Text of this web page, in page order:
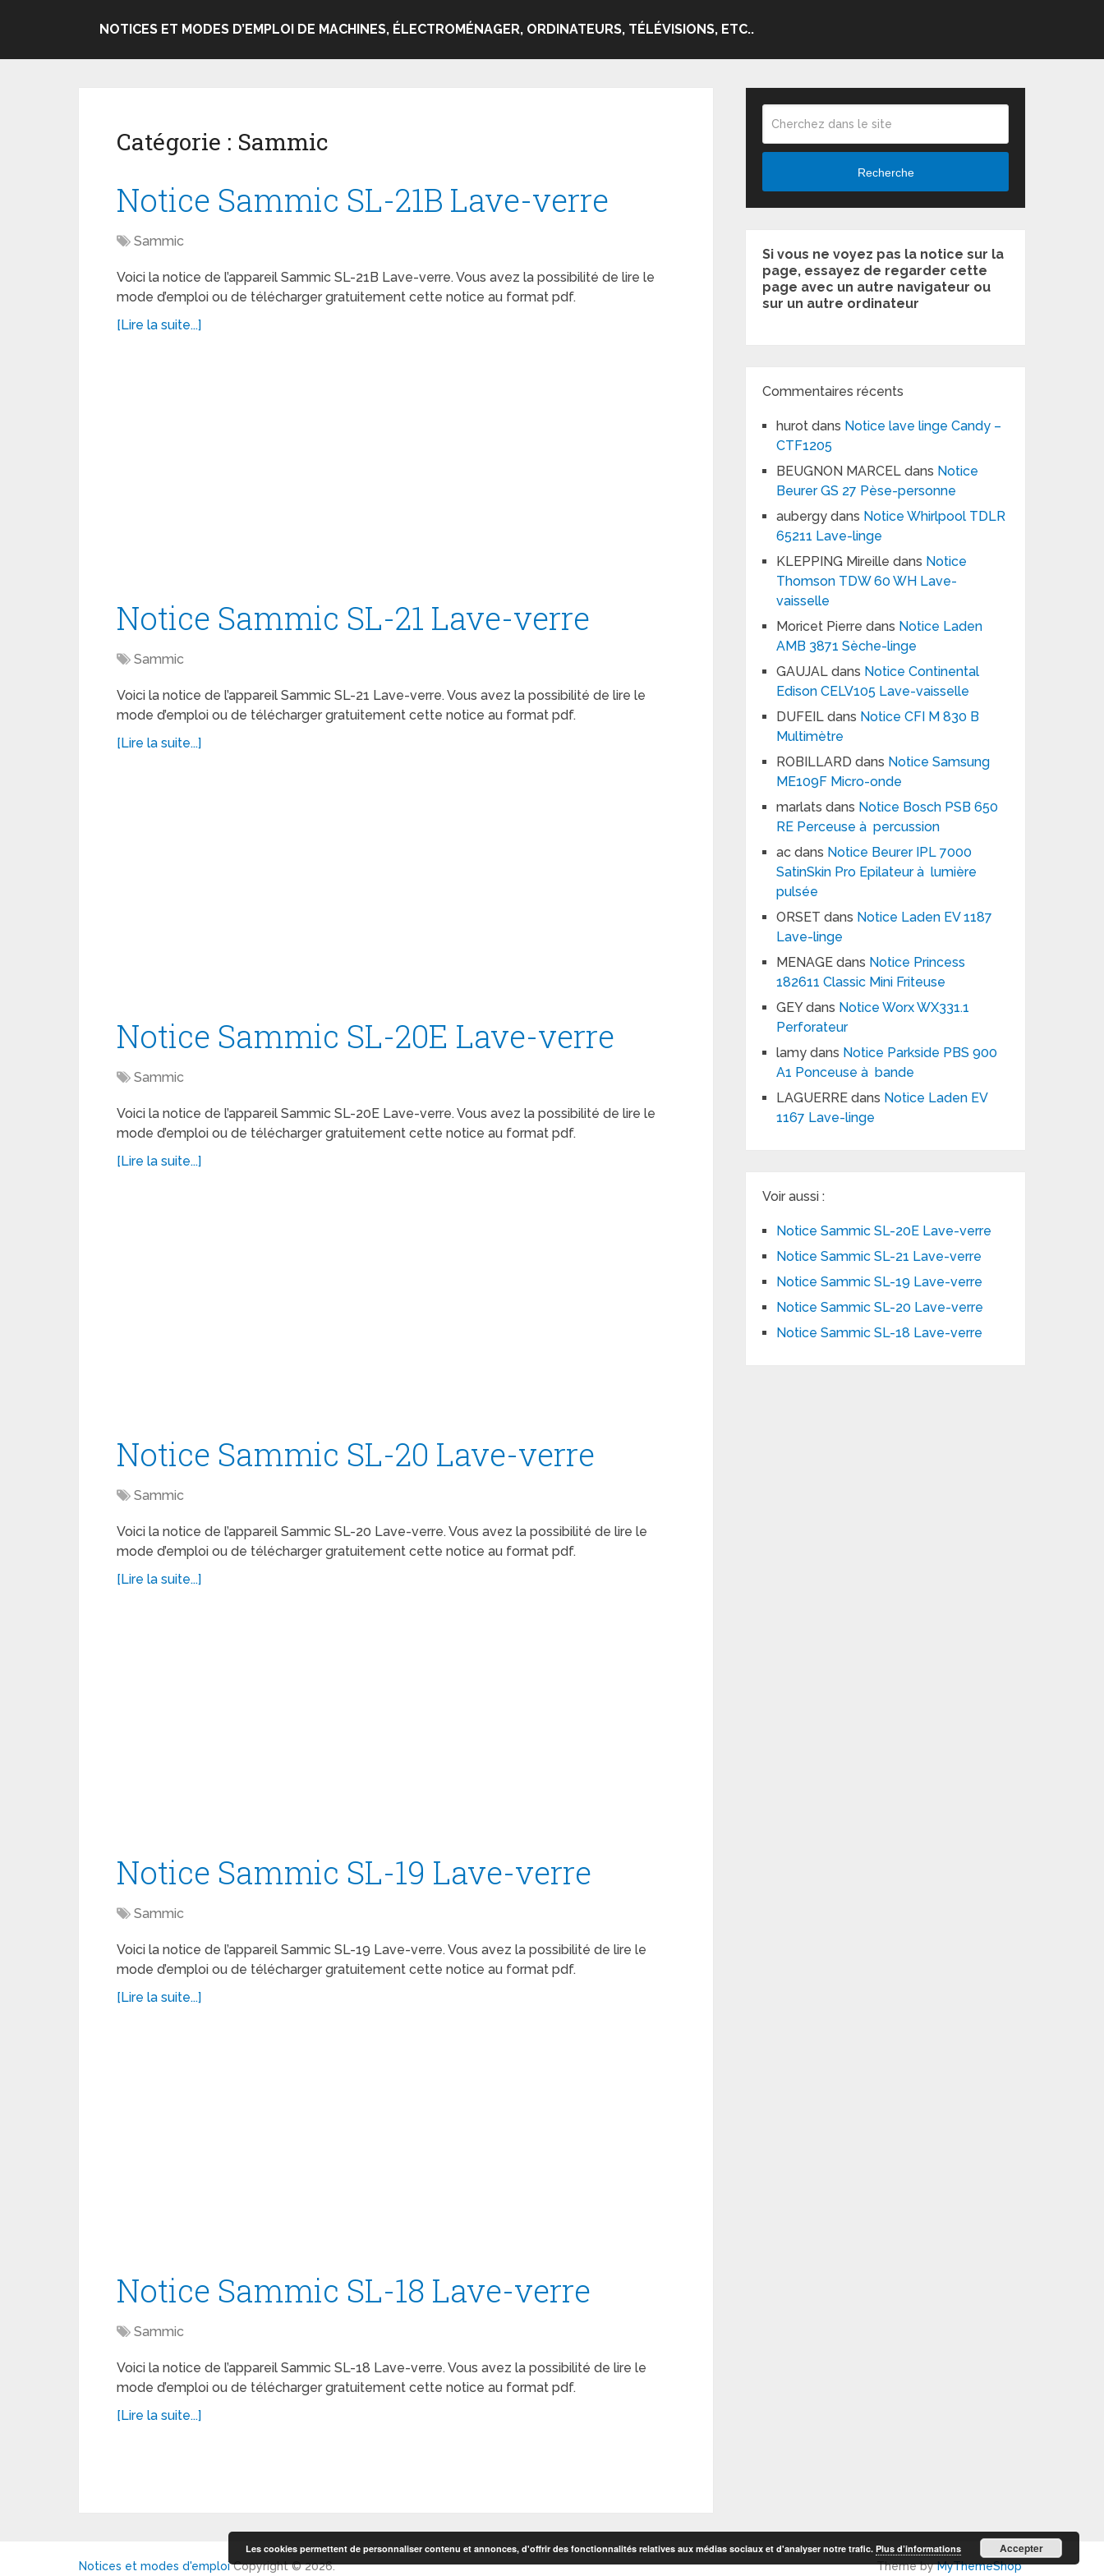
NOTICES ET MODES D’EMPLOI DE MACHINES, ÉLECTROMÉNAGER, ORDINATEURS, TÉLÉVISIONS, ETC..
Catégorie : Sammic
Notice Sammic SL-21B Lave-verre
Sammic
Voici la notice de l’appareil Sammic SL-21B Lave-verre. Vous avez la possibilité de lire le
mode d’emploi ou de télécharger gratuitement cette notice au format pdf.
[Lire la suite...]
Notice Sammic SL-21 Lave-verre
Sammic
Voici la notice de l’appareil Sammic SL-21 Lave-verre. Vous avez la possibilité de lire le
mode d’emploi ou de télécharger gratuitement cette notice au format pdf.
[Lire la suite...]
Notice Sammic SL-20E Lave-verre
Sammic
Voici la notice de l’appareil Sammic SL-20E Lave-verre. Vous avez la possibilité de lire le
mode d’emploi ou de télécharger gratuitement cette notice au format pdf.
[Lire la suite...]
Notice Sammic SL-20 Lave-verre
Sammic
Voici la notice de l’appareil Sammic SL-20 Lave-verre. Vous avez la possibilité de lire le
mode d’emploi ou de télécharger gratuitement cette notice au format pdf.
[Lire la suite...]
Notice Sammic SL-19 Lave-verre
Sammic
Voici la notice de l’appareil Sammic SL-19 Lave-verre. Vous avez la possibilité de lire le
mode d’emploi ou de télécharger gratuitement cette notice au format pdf.
[Lire la suite...]
Notice Sammic SL-18 Lave-verre
Sammic
Voici la notice de l’appareil Sammic SL-18 Lave-verre. Vous avez la possibilité de lire le
mode d’emploi ou de télécharger gratuitement cette notice au format pdf.
[Lire la suite...]
Recherche
Si vous ne voyez pas la notice sur la
page, essayez de regarder cette
page avec un autre navigateur ou
sur un autre ordinateur
Commentaires récents
hurot dans Notice lave linge Candy –
CTF1205
BEUGNON MARCEL dans Notice
Beurer GS 27 Pèse-personne
aubergy dans Notice Whirlpool TDLR
65211 Lave-linge
KLEPPING Mireille dans Notice
Thomson TDW 60 WH Lave-
vaisselle
Moricet Pierre dans Notice Laden
AMB 3871 Sèche-linge
GAUJAL dans Notice Continental
Edison CELV105 Lave-vaisselle
DUFEIL dans Notice CFI M 830 B
Multimètre
ROBILLARD dans Notice Samsung
ME109F Micro-onde
marlats dans Notice Bosch PSB 650
RE Perceuse à percussion
ac dans Notice Beurer IPL 7000
SatinSkin Pro Epilateur à lumière
pulsée
ORSET dans Notice Laden EV 1187
Lave-linge
MENAGE dans Notice Princess
182611 Classic Mini Friteuse
GEYdans Notice Worx WX331.1
Perforateur
lamy dans Notice Parkside PBS 900
A1 Ponceuse à bande
LAGUERRE dans Notice Laden EV
1167 Lave-linge
Voir aussi :
Notice Sammic SL-20E Lave-verre
Notice Sammic SL-21 Lave-verre
Notice Sammic SL-19 Lave-verre
Notice Sammic SL-20 Lave-verre
Notice Sammic SL-18 Lave-verre
Notices et modes d'emploiCopyright © 2026. Theme byMyThemeShop
Les cookies permettent de personnaliser contenu et annonces, d'offrir des fonctionnalités relatives aux médias sociaux et d'analyser notre trafic. Plus d’informations Accepter